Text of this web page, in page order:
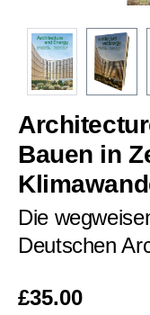
Bauen in
Die
Deutschen
£35.00